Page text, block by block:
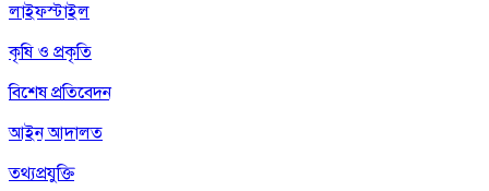
লাইফস্টাইল
কৃষি ও প্রকৃতি
বিশেষ প্রতিবেদন
আইন আদালত
তথ্যপ্রযুক্তি